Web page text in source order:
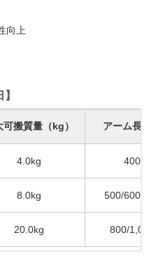
向上
可搬質量（kg） アーム長（
4.0kg
8.0kg 500/600/
20.0kg 800/